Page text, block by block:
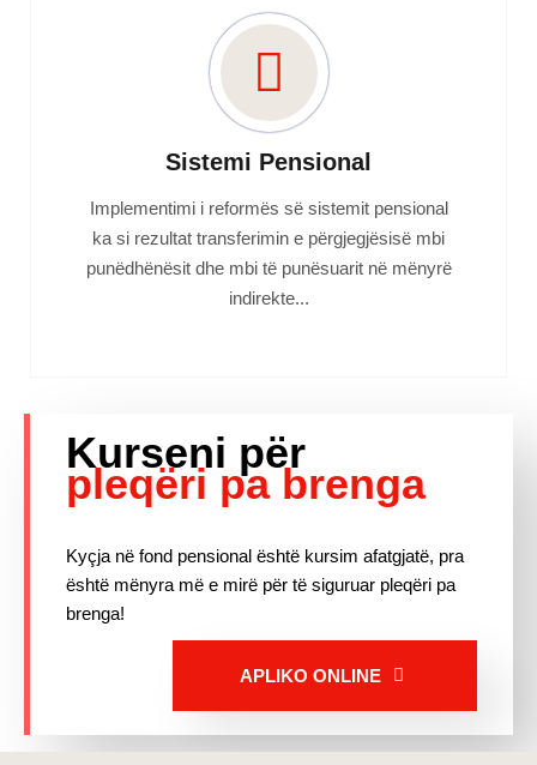
Sistemi Pensional
Implementimi i reformës së sistemit pensional
ka si rezultat transferimin e përgjegjësisë mbi
punëdhënësit dhe mbi të punësuarit në mënyrë
indirekte...
Kurseni për
pleqëri pa brenga
Kyçja në fond pensional është kursim afatgjatë, pra
është mënyra më e mirë për të siguruar pleqëri pa
brenga!
APLIKO ONLINE